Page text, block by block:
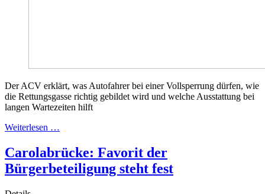
Der ACV erklärt, was Autofahrer bei einer Vollsperrung dürfen, wie
die Rettungsgasse richtig gebildet wird und welche Ausstattung bei
langen Wartezeiten hilft
Weiterlesen …
Carolabrücke: Favorit der
Bürgerbeteiligung steht fest